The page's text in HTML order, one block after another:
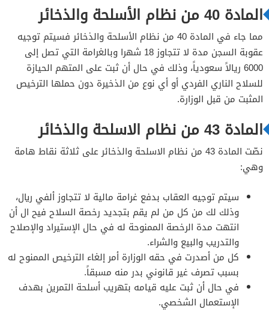
المادة 40 من نظام الأسلحة والذخائر
مما جاء في المادة 40 من نظام الأسلحة والذخائر فسيتم توجيه
عقوبة السجن مدة لا تتجاوز 18 شهرا وبالغرامة التي تصل إلى
6000 ريالاً سعودياً، وذلك في حال أن ثبت على المتهم الحيازة
للسلاح الناري الفردي أو أي نوع من الذخيرة دون حملها الترخيص
المثبت من قبل الوزارة.
المادة 43 من نظام الاسلحة والذخائر
نصّت المادة 43 من نظام الاسلحة والذخائر على ثلاثة نقاط هامة
وهي:
سيتم توجيه العقاب بدفع غرامة مالية لا تتجاوز ألفي ريال،
وذلك لك من كل من لم يقم بتجديد رخصة السلاح فيح ال أن
انتهت مدة الرخصة الممنوحة له في حال الإستيراد والإصلاح
والتدريب والبيع والشراء.
كل من أصدرت في حقه الوزارة أمر إلغاء الترخيص الممنوح له
بسبب تصرف غير قانوني بدر منه مسبقاً.
في حال أن ثبت عليه قيامه بتهريب أسلحة التمرين بهدف
الإستعمال الشخصي.